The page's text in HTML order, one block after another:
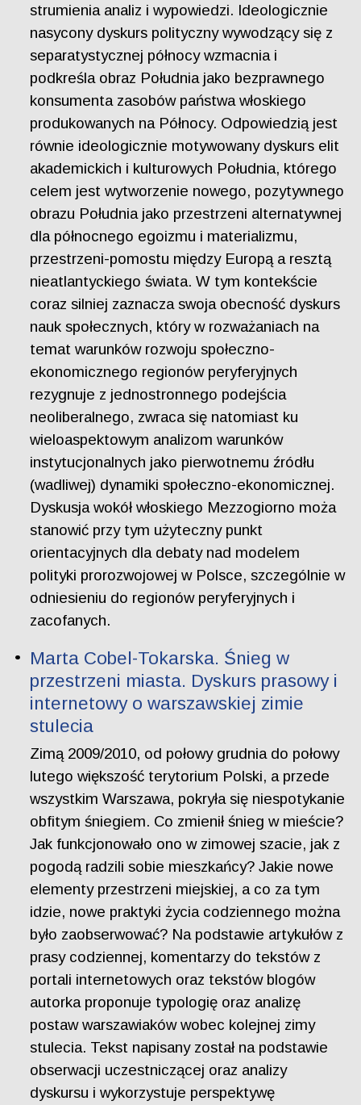
strumienia analiz i wypowiedzi. Ideologicznie
nasycony dyskurs polityczny wywodzący się z
separatystycznej północy wzmacnia i
podkreśla obraz Południa jako bezprawnego
konsumenta zasobów państwa włoskiego
produkowanych na Północy. Odpowiedzią jest
równie ideologicznie motywowany dyskurs elit
akademickich i kulturowych Południa, którego
celem jest wytworzenie nowego, pozytywnego
obrazu Południa jako przestrzeni alternatywnej
dla północnego egoizmu i materializmu,
przestrzeni-pomostu między Europą a resztą
nieatlantyckiego świata. W tym kontekście
coraz silniej zaznacza swoja obecność dyskurs
nauk społecznych, który w rozważaniach na
temat warunków rozwoju społeczno-
ekonomicznego regionów peryferyjnych
rezygnuje z jednostronnego podejścia
neoliberalnego, zwraca się natomiast ku
wieloaspektowym analizom warunków
instytucjonalnych jako pierwotnemu źródłu
(wadliwej) dynamiki społeczno-ekonomicznej.
Dyskusja wokół włoskiego Mezzogiorno moża
stanowić przy tym użyteczny punkt
orientacyjnych dla debaty nad modelem
polityki prorozwojowej w Polsce, szczególnie w
odniesieniu do regionów peryferyjnych i
zacofanych.
Marta Cobel-Tokarska. Śnieg w
przestrzeni miasta. Dyskurs prasowy i
internetowy o warszawskiej zimie
stulecia
Zimą 2009/2010, od połowy grudnia do połowy
lutego większość terytorium Polski, a przede
wszystkim Warszawa, pokryła się niespotykanie
obfitym śniegiem. Co zmienił śnieg w mieście?
Jak funkcjonowało ono w zimowej szacie, jak z
pogodą radzili sobie mieszkańcy? Jakie nowe
elementy przestrzeni miejskiej, a co za tym
idzie, nowe praktyki życia codziennego można
było zaobserwować? Na podstawie artykułów z
prasy codziennej, komentarzy do tekstów z
portali internetowych oraz tekstów blogów
autorka proponuje typologię oraz analizę
postaw warszawiaków wobec kolejnej zimy
stulecia. Tekst napisany został na podstawie
obserwacji uczestniczącej oraz analizy
dyskursu i wykorzystuje perspektywę